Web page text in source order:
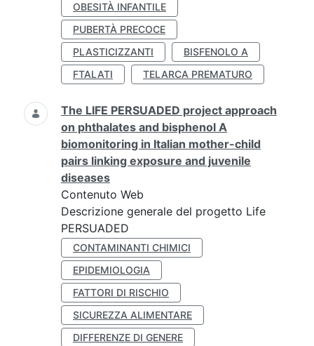
OBESITÀ INFANTILE
PUBERTÀ PRECOCE
PLASTICIZZANTI
BISFENOLO A
FTALATI
TELARCA PREMATURO
The LIFE PERSUADED project approach
on phthalates and bisphenol A
biomonitoring in Italian mother-child
pairs linking exposure and juvenile
diseases
Contenuto Web
Descrizione generale del progetto Life
PERSUADED
CONTAMINANTI CHIMICI
EPIDEMIOLOGIA
FATTORI DI RISCHIO
SICUREZZA ALIMENTARE
DIFFERENZE DI GENERE